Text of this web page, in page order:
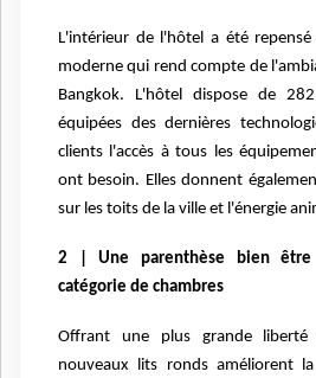
L'intérieur de l'hôtel a été
moderne qui rend compte de
Bangkok. L'hôtel dispose de
équipées des dernières
clients l'accès à tous les
ont besoin. Elles donnent
sur les toits de la ville et l'énergie
2 | Une parenthèse bien être
catégorie de chambres
Offrant une plus grande
nouveaux lits ronds améliorent